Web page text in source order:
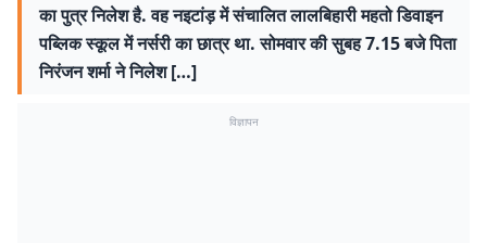
का पुत्र निलेश है. वह नइटांड़ में संचालित लालबिहारी महतो डिवाइन
पब्लिक स्कूल में नर्सरी का छात्र था. सोमवार की सुबह 7.15 बजे पिता
निरंजन शर्मा ने निलेश […]
विज्ञापन